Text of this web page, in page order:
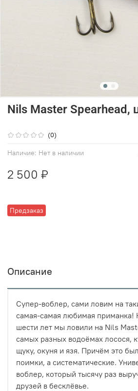
(0)
Наличие: Нет в наличии
Предзаказ
Nils Master Spearhead,
2 500 ₽
Описание
Супер-воблер, сами ловим на
самая-самая любимая приманка!
шести лет мы ловили на Nils
самых разных водоёмах лосося,
щуку, окуня и язя. Причём это
поимки, а систематические.
воблер, который тысячу раз
друзей в бесклёвье.